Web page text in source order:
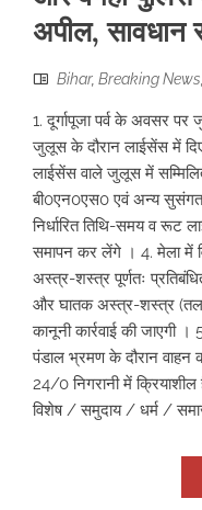
अपील, सावधान
Bihar, Breaking News,
1. दूर्गापूजा पर्व के अवसर
जुलूस के दौरान लाईसेंस में
लाईसेंस वाले जुलूस में
बी0एन0एस0 एवं अन्य सुसंगत
निर्धारित तिथि-समय व रूट
समापन कर लेंगे । 4. मेला में
अस्त्र-शस्त्र पूर्णतः
और घातक अस्त्र-शस्त्र
कानूनी कार्रवाई की जाएगी
पंडाल भ्रमण के दौरान वाहन
24/0 निगरानी में क्रियाशील
विशेष / समुदाय / धर्म /